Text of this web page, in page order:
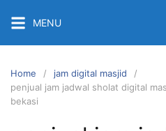
content
MENU
Home
jam digital masjid
penjual jam jadwal sholat digital
bekasi